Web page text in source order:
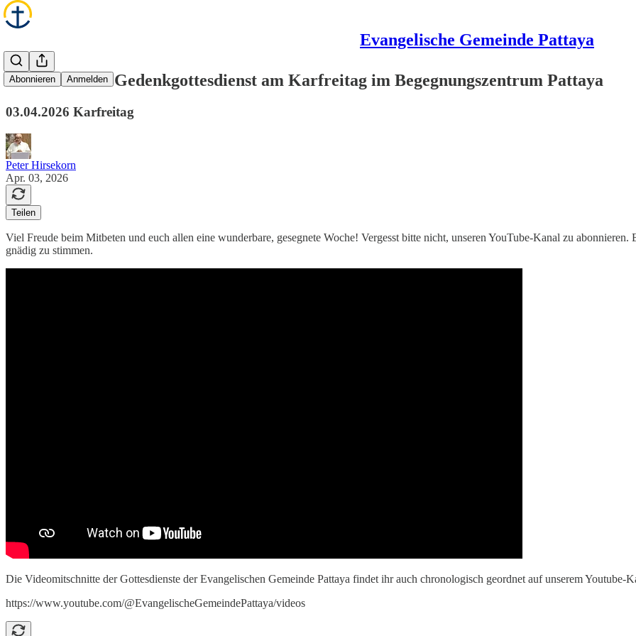
Evangelische Gemeinde Pattaya
Abonnieren Anmelden
Das war unser Gedenkgottesdienst am Karfreitag im Begegnungszentrum Pattaya
03.04.2026 Karfreitag
Peter Hirsekorn
Apr. 03, 2026
Teilen
Viel Freude beim Mitbeten und euch allen eine wunderbare, gesegnete Woche! Vergesst bitte nicht, unseren YouTube-Kanal zu
gnädig zu stimmen.
Die Videomitschnitte der Gottesdienste der Evangelischen Gemeinde Pattaya findet ihr auch chronologisch geordnet auf unserem Youtube-
https://www.youtube.com/@EvangelischeGemeindePattaya/videos